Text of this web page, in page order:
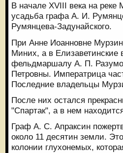
В начале XVIII века на
усадьба графа А. И.
Румянцева-Задунайского.
При Анне Иоанновне
Миних, а в Елизаветинские
фельдмаршалу А. П.
Петровны. Императрица
Последние владельцы
После них остался
"Спартак", а в нем
Граф А. С. Апраксин
около 11 десятин земли.
колонии глухонемых,